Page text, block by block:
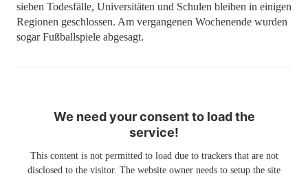
sieben Todesfälle, Universitäten und Schulen bleiben in einigen
Regionen geschlossen. Am vergangenen Wochenende wurden
sogar Fußballspiele abgesagt.
We need your consent to load the
service!
This content is not permitted to load due to trackers that are not
disclosed to the visitor. The website owner needs to setup the site